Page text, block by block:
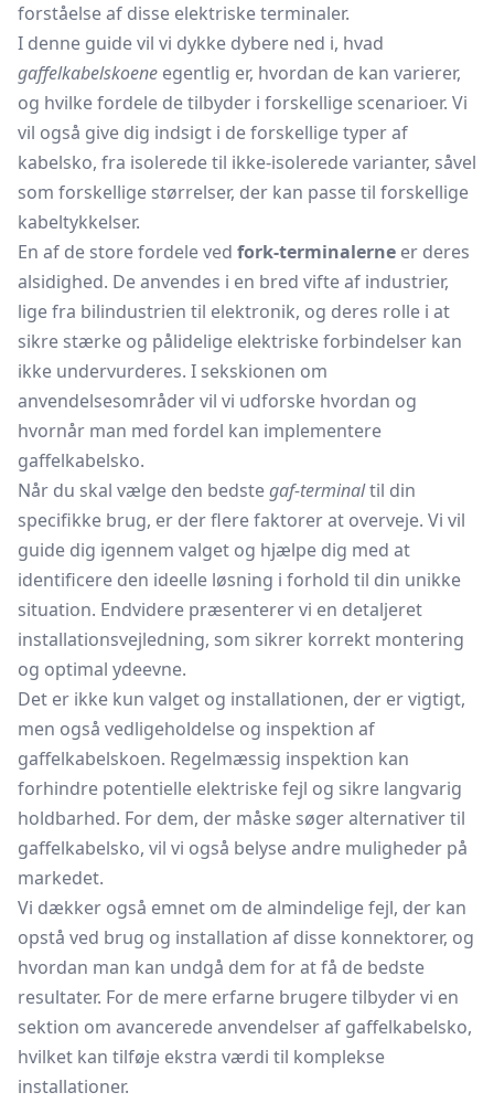
forståelse af disse elektriske terminaler.
I denne guide vil vi dykke dybere ned i, hvad
gaffelkabelskoene egentlig er, hvordan de kan varierer,
og hvilke fordele de tilbyder i forskellige scenarioer. Vi
vil også give dig indsigt i de forskellige typer af
kabelsko, fra isolerede til ikke-isolerede varianter, såvel
som forskellige størrelser, der kan passe til forskellige
kabeltykkelser.
En af de store fordele ved fork-terminalerne er deres
alsidighed. De anvendes i en bred vifte af industrier,
lige fra bilindustrien til elektronik, og deres rolle i at
sikre stærke og pålidelige elektriske forbindelser kan
ikke undervurderes. I sekskionen om
anvendelsesområder vil vi udforske hvordan og
hvornår man med fordel kan implementere
gaffelkabelsko.
Når du skal vælge den bedstegaf-terminaltil din
specifikke brug, er der flere faktorer at overveje. Vi vil
guide dig igennem valget og hjælpe dig med at
identificere den ideelle løsning i forhold til din unikke
situation. Endvidere præsenterer vi en detaljeret
installationsvejledning, som sikrer korrekt montering
og optimal ydeevne.
Det er ikke kun valget og installationen, der er vigtigt,
men også vedligeholdelse og inspektion af
gaffelkabelskoen. Regelmæssig inspektion kan
forhindre potentielle elektriske fejl og sikre langvarig
holdbarhed. For dem, der måske søger alternativer til
gaffelkabelsko, vil vi også belyse andre muligheder på
markedet.
Vi dækker også emnet om de almindelige fejl, der kan
opstå ved brug og installation af disse konnektorer, og
hvordan man kan undgå dem for at få de bedste
resultater. For de mere erfarne brugere tilbyder vi en
sektion om avancerede anvendelser af gaffelkabelsko,
hvilket kan tilføje ekstra værdi til komplekse
installationer.